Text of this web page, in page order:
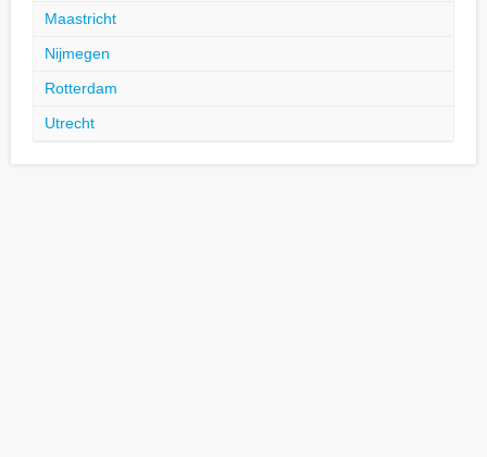
Maastricht
Nijmegen
Rotterdam
Utrecht